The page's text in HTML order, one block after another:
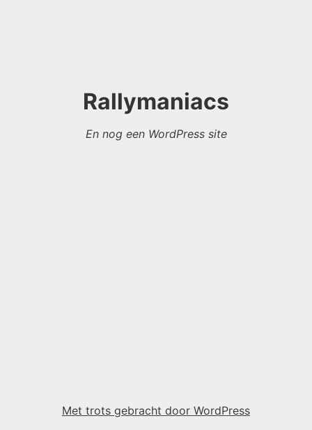
Rallymaniacs
En nog een WordPress site
Met trots gebracht door WordPress